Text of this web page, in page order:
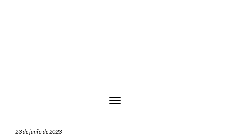
Cambiar modo de navegación
23 de junio de 2023